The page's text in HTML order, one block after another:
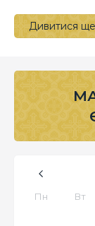
Дивитися ще
Пн Вт